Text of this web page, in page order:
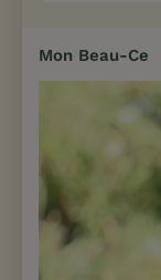
Mon Beau-Ce